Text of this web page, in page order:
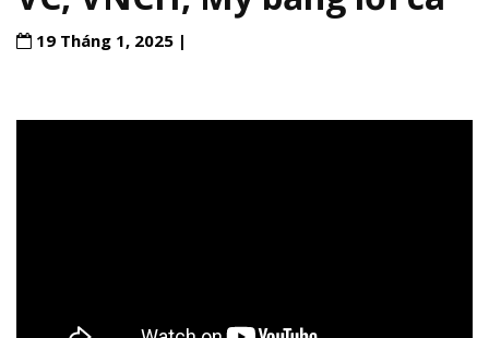
19 Tháng 1, 2025 |